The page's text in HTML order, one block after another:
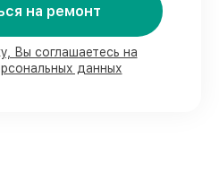
в вашем
готовы к установке
остальные
на ремонт
Вы соглашаетесь на
данных